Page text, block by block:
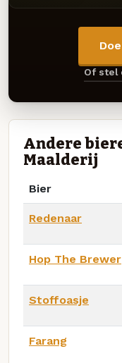
Of stel
Andere
Maalderij
Bier
Redenaar
Hop The Brewer
Stoffoasje
Farang